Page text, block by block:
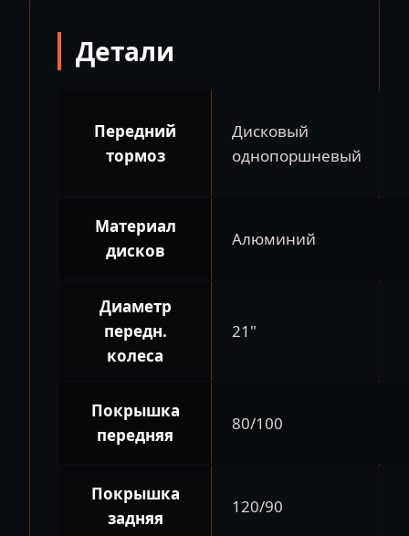
Детали
Передний
тормоз
Дисковый
однопоршневый
Материал
дисков
Алюминий
Диаметр
передн.
колеса
21"
Покрышка
передняя
80/100
Покрышка
задняя
120/90